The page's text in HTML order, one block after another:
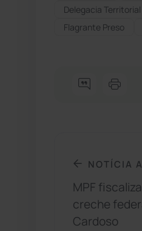
Delegacia
Flagrante Preso
NOTÍCIA
MPF
creche
Cardoso